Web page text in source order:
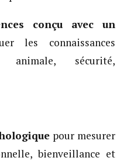
conçu avec un
les connaissances
sécurité,
pour mesurer
bienveillance et